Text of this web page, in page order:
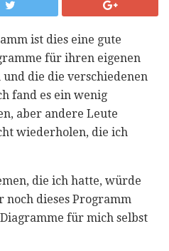
ist dies eine gute
für ihren eigenen
die die verschiedenen
fand es ein wenig
aber andere Leute
wiederholen, die ich
die ich hatte, würde
dieses Programm
für mich selbst